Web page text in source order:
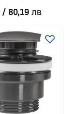
/ 80,19 лв